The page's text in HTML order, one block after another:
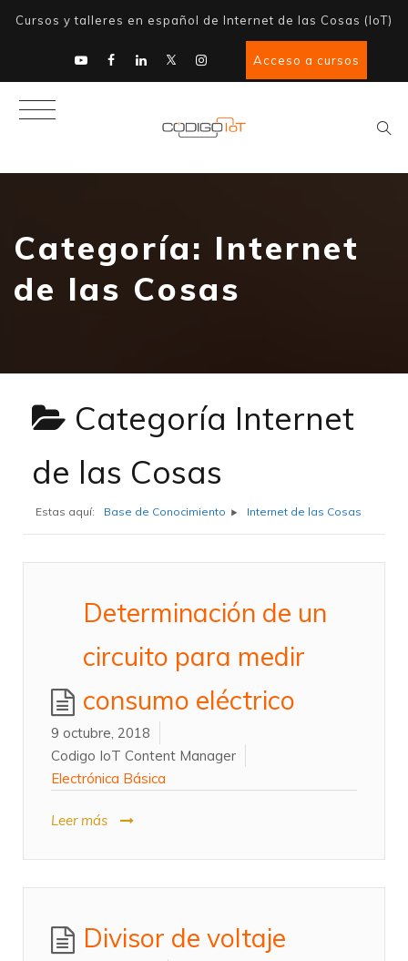
Cursos y talleres en español de Internet de las Cosas (IoT)
Acceso a cursos
Categoría: Internet
de las Cosas
Categoría Internet
de las Cosas
Estas aquí: Base de Conocimiento Internet de las Cosas
Determinación de un
circuito para medir
consumo eléctrico
9 octubre, 2018
Codigo IoT Content Manager
Electrónica Básica
Leer más
Divisor de voltaje